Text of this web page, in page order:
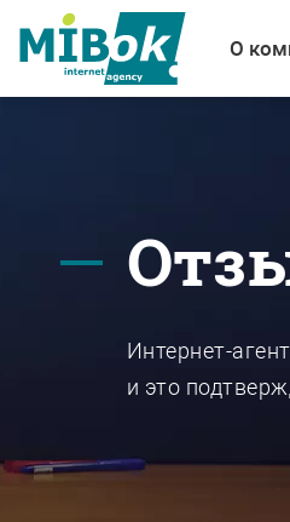
О
Интернет-
и это